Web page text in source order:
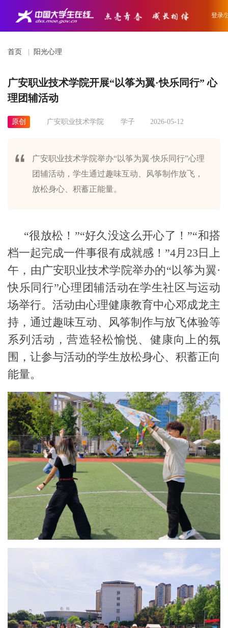
登录/
首页 阳光心理
广安职业技术学院开展“以筝为翼·快乐同行” 心
理团辅活动
原创 广安职业技术学院 学子 2026-05-12
广安职业技术学院举办“以筝为翼·快乐同行”心理
团辅活动，学生通过趣味互动、风筝制作放飞，
放松身心、积蓄正能量。
“很放松 ！ ”“好久没这么开心了 ！ ”“和搭
档一起完成一件事很有成就感 ！ ”4月 23日上
午， 由广安职业技术学院举办的“以筝为翼·
快乐同行”心理团辅活动在学生社区与运动
场举行。 活动由心理健康教育中心邓成龙主
持， 通过趣味互动、 风筝制作与放飞体验等
系列活动 ，营造轻松愉悦、 健康向上的氛
围 ， 让参与活动的学生放松身心、积蓄正向
能量。